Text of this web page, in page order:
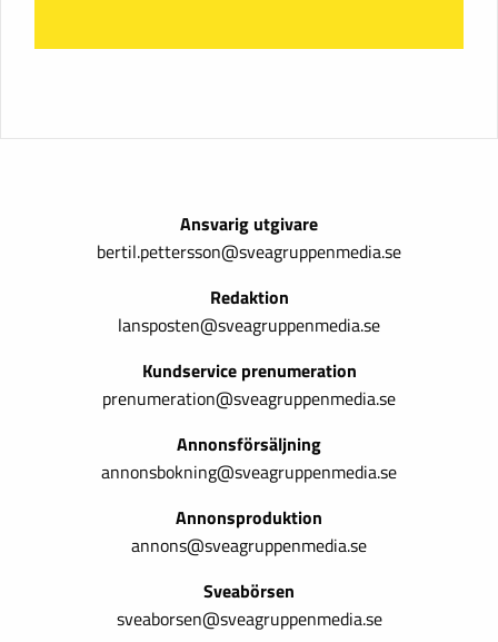
Ansvarig utgivare
bertil.pettersson@sveagruppenmedia.se
Redaktion
lansposten@sveagruppenmedia.se
Kundservice prenumeration
prenumeration@sveagruppenmedia.se
Annonsförsäljning
annonsbokning@sveagruppenmedia.se
Annonsproduktion
annons@sveagruppenmedia.se
Sveabörsen
sveaborsen@sveagruppenmedia.se